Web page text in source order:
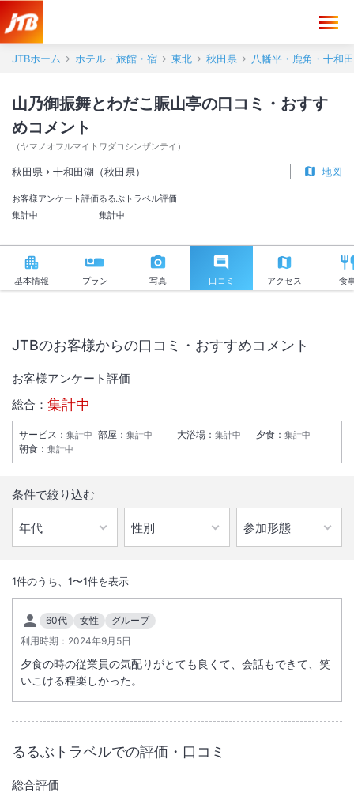
JTBホーム ホテル・旅館・宿 東北 秋田県 八幡平・鹿角・十和
山乃御振舞とわだこ賑山亭の口コミ・おすす
めコメント
（ヤマノオフルマイトワダコシンザンテイ ）
秋田県 十和田湖（秋田県） 地図
お客様アンケート評価
集計中
るるぶトラベル評価
集計中
基本情報 プラン 写真 口コミ アクセス 食
木の香漂う落ち着いた雰囲気の和風旅館。新鮮な魚介や名物鍋などいろ
りを囲み炭火焼きでお楽しみいただきます。和食膳でのお部屋食も対応
可能。要予約
駐車場あり
JTBのお客様からの口コミ・おすすめコメント
お客様アンケート評価
総合： 集計中
サービス ： 集計中 部屋 ： 集計中 大浴場 ： 集計中 夕食 ： 集計中
朝食 ： 集計中
条件で絞り込む
1件のうち、 1〜1件を表示
60代 女性
グループ
利用時期： 2024年9月5日
夕食の時の従業員の気配りがとても良くて、会話もできて、笑
いこける程楽しかった。
るるぶトラベルでの評価・口コミ
総合評価